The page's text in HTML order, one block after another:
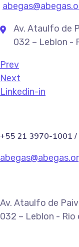
Av. Ataulfo de
032 – Leblon -
Prev
Next
Linkedin-in
+55 21 3970-1001
Av. Ataulfo de
032 – Leblon -